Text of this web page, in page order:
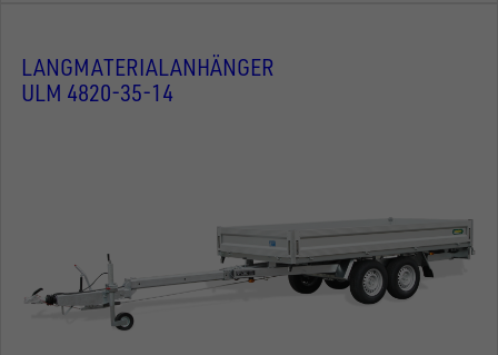
LANGMATERIALANHÄNGER
ULM 4820-35-14